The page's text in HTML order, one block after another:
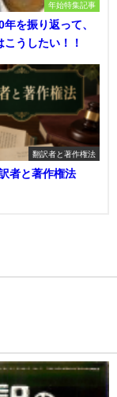
年始特集記事
年を振り返って、
こうしたい！！
翻訳者と著作権法
者と著作権法